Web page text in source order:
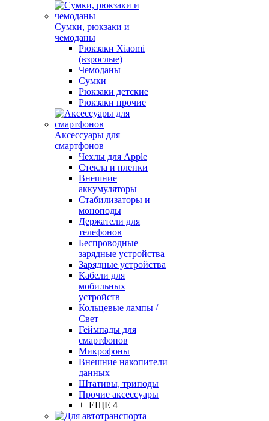
Сумки, рюкзаки и
чемоданы
Рюкзаки Xiaomi
(взрослые)
Чемоданы
Сумки
Рюкзаки детские
Рюкзаки прочие
Аксессуары для
смартфонов
Чехлы для Apple
Стекла и пленки
Внешние
аккумуляторы
Стабилизаторы и
моноподы
Держатели для
телефонов
Беспроводные
зарядные устройства
Зарядные устройства
Кабели для
мобильных
устройств
Кольцевые лампы /
Свет
Геймпады для
смартфонов
Микрофоны
Внешние накопители
данных
Штативы, триподы
Прочие аксессуары
+ ЕЩЕ 4